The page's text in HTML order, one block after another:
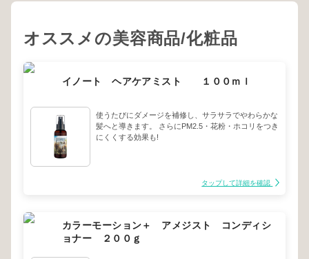
オススメの美容商品/化粧品
イノート ヘアケアミスト １００ｍｌ
使うたびにダメージを補修し、サラサラでやわらかな
髪へと導きます。 さらにPM2.5・花粉・ホコリをつき
にくくする効果も!
タップして詳細を確認
カラーモーション＋ アメジスト コンディシ
ョナー ２００ｇ